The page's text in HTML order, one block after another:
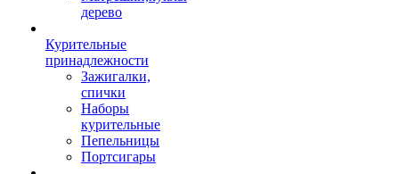
дерево
Курительные
принадлежности
Зажигалки,
спички
Наборы
курительные
Пепельницы
Портсигары